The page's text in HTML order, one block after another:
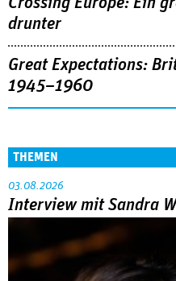
drunter
Great Expectations:
1945–1960
THEMEN
03.08.2026
Interview mit Sandra